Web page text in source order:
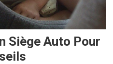
Siège Auto Pour